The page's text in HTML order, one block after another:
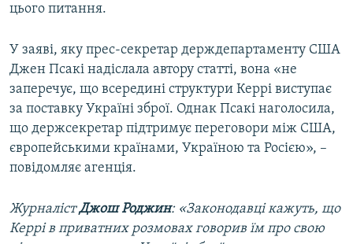
цього питання.
У заяві, яку прес-секретар держдепартаменту США
Джен Псакі надіслала автору статті, вона «не
заперечує, що всередині структури Керрі виступає
за поставку Україні зброї. Однак Псакі наголосила,
що держсекретар підтримує переговори між США,
європейськими країнами, Україною та Росією», –
повідомляє агенція.
ЖурналістДжош Роджин: «Законодавці кажуть, що
Керрі в приватних розмовах говорив їм про свою